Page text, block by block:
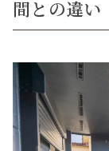
間との違い